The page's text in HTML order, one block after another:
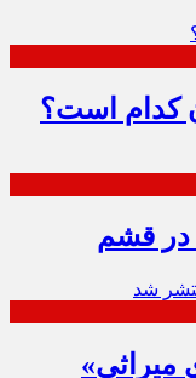
کدام است؟
در قشم
میراثی»